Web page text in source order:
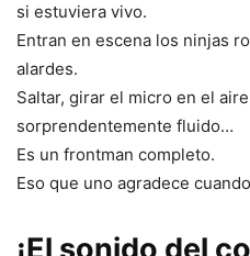
si estuviera vivo.
Entran en escena los ninjas
alardes.
Saltar, girar el micro en el
sorprendentemente fluido…
Es un frontman completo.
Eso que uno agradece